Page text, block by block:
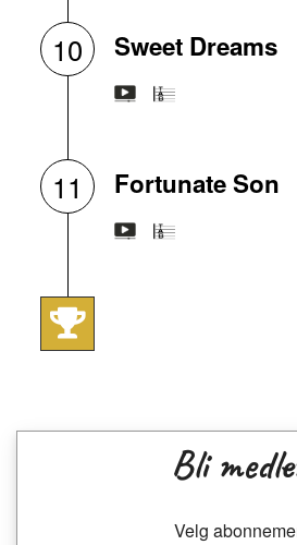
10 Sweet Dreams
11 Fortunate Son
Bli
Velg